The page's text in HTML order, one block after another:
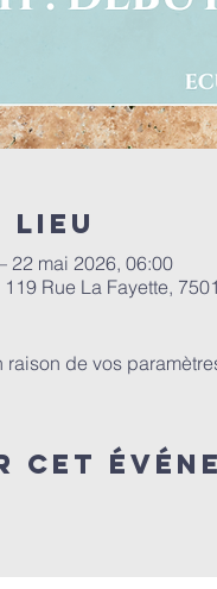
lieu
22 mai 2026, 06:00
Rue La Fayette,
de vos
cet